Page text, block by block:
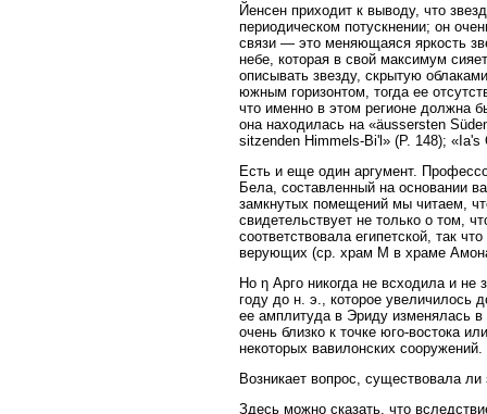
Йенсен приходит к выводу, что
периодическом потускнении; он
связи — это меняющаяся яркость
небе, которая в свой максимум
описывать звезду, скрытую
южным горизонтом, тогда ее
что именно в этом регионе должна
она находилась на «äussersten
sitzenden Himmels-Bi'l» (P. 148);
Есть и еще один аргумент.
Бела, составленный на основании
замкнутых помещений мы читаем,
свидетельствует не только о том,
соответствовала египетской, так
верующих (ср. храм M в храме
Но η Арго никогда не всходила и не
году до н. э., которое увеличилось
ее амплитуда в Эриду изменялась
очень близко к точке юго-востока
некоторых вавилонских сооружений.
Возникает вопрос, существовала
Здесь можно сказать, что